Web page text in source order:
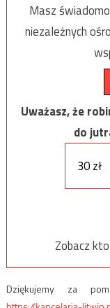
Masz
niezależnych
Uważasz, że
do
30 zł
Zobacz
Dziękujemy za